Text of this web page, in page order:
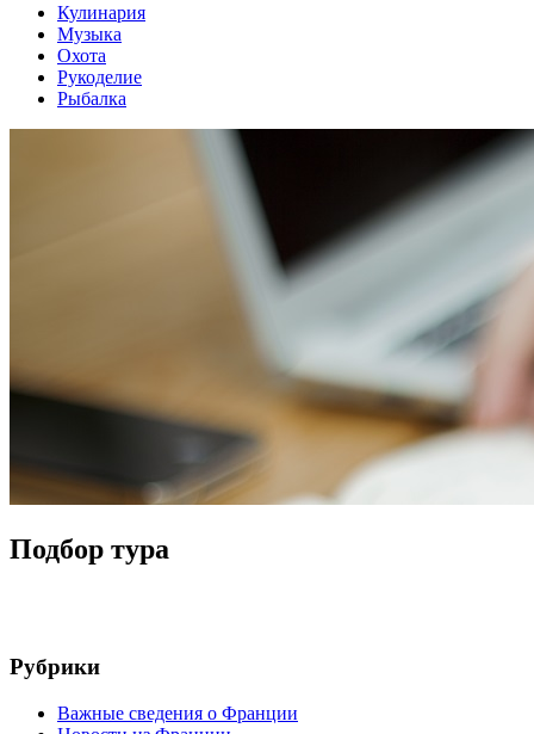
Кулинария
Музыка
Охота
Рукоделие
Рыбалка
Подбор тура
Рубрики
Важные сведения о Франции